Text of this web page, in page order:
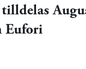
Eufori